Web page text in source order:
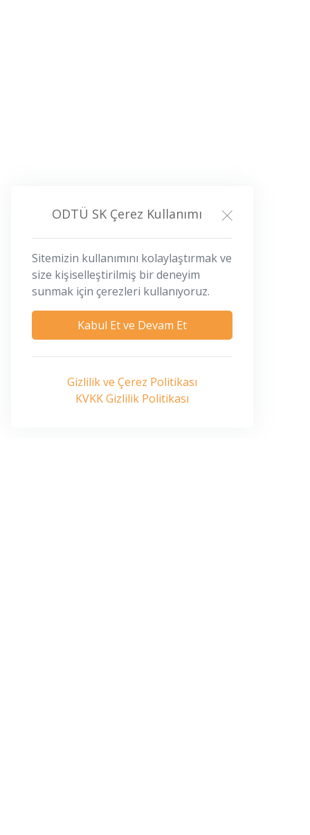
ODTÜ SK Çerez Kullanımı
Sitemizin kullanımını kolaylaştırmak ve
size kişiselleştirilmiş bir deneyim
sunmak için çerezleri kullanıyoruz.
Kabul Et ve Devam Et
Gizlilik ve Çerez Politikası
KVKK Gizlilik Politikası